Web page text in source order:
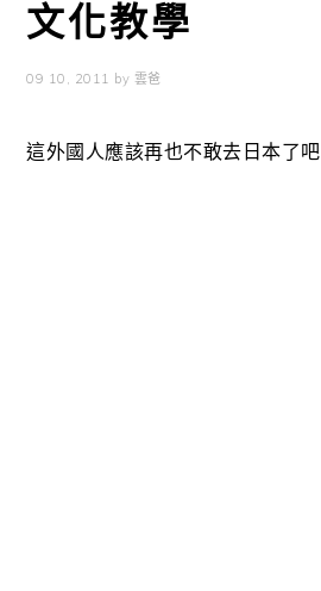
文化教學
09 10, 2011 by 雲爸
這外國人應該再也不敢去日本了吧